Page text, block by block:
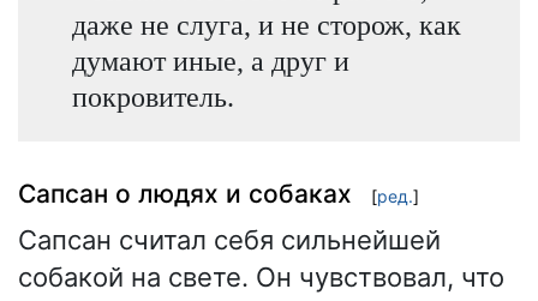
даже не слуга, и не сторож, как
думают иные, а друг и
покровитель.
Сапсан о людях и собаках [ред.]
Сапсан считал себя сильнейшей
собакой на свете. Он чувствовал, что